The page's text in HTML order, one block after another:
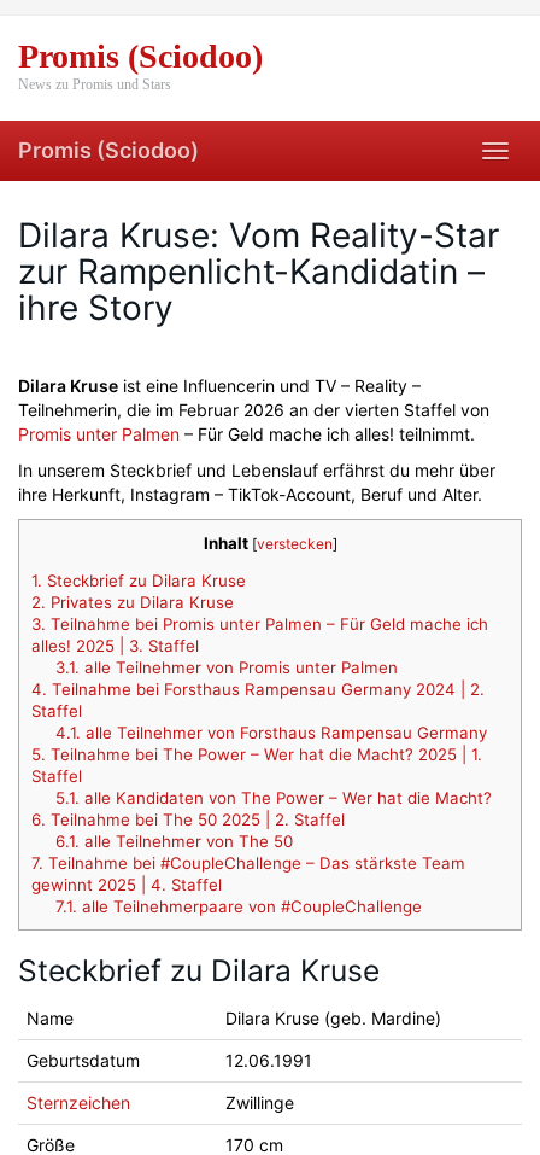
main
content
Promis (Sciodoo)
News zu Promis und Stars
Promis (Sciodoo)
Dilara Kruse: Vom Reality-Star
zur Rampenlicht-Kandidatin –
ihre Story
Dilara Kruse ist eine Influencerin und TV – Reality –
Teilnehmerin, die im Februar 2026 an der vierten Staffel von
Promis unter Palmen – Für Geld mache ich alles! teilnimmt.
In unserem Steckbrief und Lebenslauf erfährst du mehr über
ihre Herkunft, Instagram – TikTok-Account, Beruf und Alter.
Inhalt [verstecken]
1. Steckbrief zu Dilara Kruse
2. Privates zu Dilara Kruse
3. Teilnahme bei Promis unter Palmen – Für Geld mache ich
alles! 2025 | 3. Staffel
3.1. alle Teilnehmer von Promis unter Palmen
4. Teilnahme bei Forsthaus Rampensau Germany 2024 | 2.
Staffel
4.1. alle Teilnehmer von Forsthaus Rampensau Germany
5. Teilnahme bei The Power – Wer hat die Macht? 2025 | 1.
Staffel
5.1. alle Kandidaten von The Power – Wer hat die Macht?
6. Teilnahme bei The 50 2025 | 2. Staffel
6.1. alle Teilnehmer von The 50
7. Teilnahme bei #CoupleChallenge – Das stärkste Team
gewinnt 2025 | 4. Staffel
7.1. alle Teilnehmerpaare von #CoupleChallenge
Steckbrief zu Dilara Kruse
Name Dilara Kruse (geb. Mardine)
Geburtsdatum 12.06.1991
Sternzeichen Zwillinge
Größe 170 cm